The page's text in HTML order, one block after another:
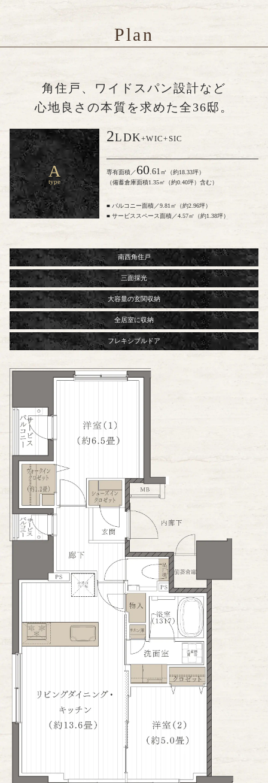
Plan
角住戸、ワイドスパン設計など
心地良さの本質を求めた全36邸。
A
type
2LDK+WIC+SIC
専有面積／60 .61 ㎡
（約18.33坪）
（備蓄倉庫面積1.35㎡（約0.40坪）含む）
■ バルコニー面積／9.81㎡（約2.96坪）
■ サービススペース面積／4.57㎡（約1.38坪）
南西角住戸
三面採光
大容量の玄関収納
全居室に収納
フレキシブルドア